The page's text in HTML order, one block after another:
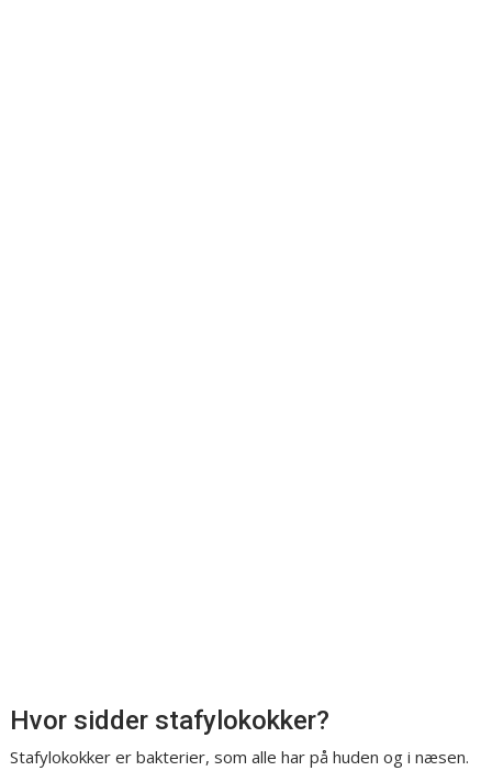
Hvor sidder stafylokokker?
Stafylokokker er bakterier, som alle har på huden og i næsen.